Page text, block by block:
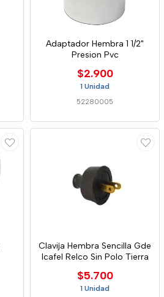
Adaptador Hembra 1 1/2"
Presion Pvc
$2.900
1 Unidad
52280005
Clavija Hembra Sencilla Gde
Icafel Relco Sin Polo Tierra
$5.700
1 Unidad